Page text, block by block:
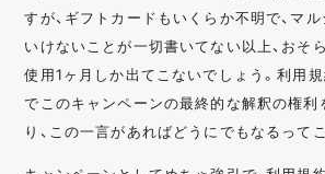
すが、ギフトカードもいくらか不明で、マ
いけないことが一切書いてない以上、おそ
使用1ヶ月しか出てこないでしょう。利用
でこのキャンペーンの最終的な解釈の権利
り、この一言があればどうにでもなるって